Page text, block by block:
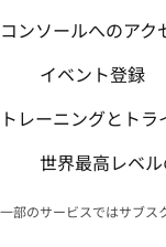
コンソールへのアク
イベント登録
トレーニングとトラ
世界最高レベ
一部のサービスではサブス